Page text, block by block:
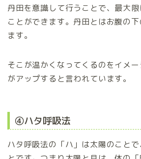
丹田を意識して行うことで、最大
ことができます。丹田とはお腹の
ます。
そこが温かくなってくるのをイメ
がアップすると言われています。
④ハタ呼吸法
ハタ呼吸法の「ハ」は太陽のこと